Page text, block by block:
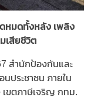
ดหมดทั้งหลัง เพลิง
เสียชีวิต
สำนักป้องกันและ
นประชาชน ภายใน
เขตภาษีเจริญ กทม.